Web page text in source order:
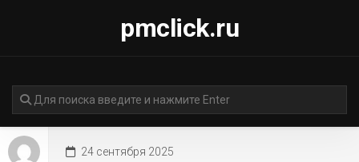
pmclick.ru
24 сентября 2025